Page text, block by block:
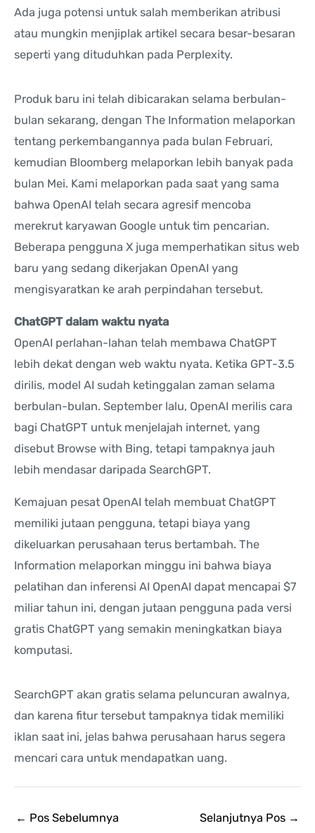
Ada juga potensi untuk salah memberikan atribusi
atau mungkin menjiplak artikel secara besar-besaran
seperti yang dituduhkan pada Perplexity.
Produk baru ini telah dibicarakan selama berbulan-
bulan sekarang, dengan The Information melaporkan
tentang perkembangannya pada bulan Februari,
kemudian Bloomberg melaporkan lebih banyak pada
bulan Mei. Kami melaporkan pada saat yang sama
bahwa OpenAI telah secara agresif mencoba
merekrut karyawan Google untuk tim pencarian.
Beberapa pengguna X juga memperhatikan situs web
baru yang sedang dikerjakan OpenAI yang
mengisyaratkan ke arah perpindahan tersebut.
ChatGPT dalam waktu nyata
OpenAI perlahan-lahan telah membawa ChatGPT
lebih dekat dengan web waktu nyata. Ketika GPT-3.5
dirilis, model AI sudah ketinggalan zaman selama
berbulan-bulan. September lalu, OpenAI merilis cara
bagi ChatGPT untuk menjelajah internet, yang
disebut Browse with Bing, tetapi tampaknya jauh
lebih mendasar daripada SearchGPT.
Kemajuan pesat OpenAI telah membuat ChatGPT
memiliki jutaan pengguna, tetapi biaya yang
dikeluarkan perusahaan terus bertambah. The
Information melaporkan minggu ini bahwa biaya
pelatihan dan inferensi AI OpenAI dapat mencapai $7
miliar tahun ini, dengan jutaan pengguna pada versi
gratis ChatGPT yang semakin meningkatkan biaya
komputasi.
SearchGPT akan gratis selama peluncuran awalnya,
dan karena fitur tersebut tampaknya tidak memiliki
iklan saat ini, jelas bahwa perusahaan harus segera
mencari cara untuk mendapatkan uang.
← Pos Sebelumnya Selanjutnya Pos →